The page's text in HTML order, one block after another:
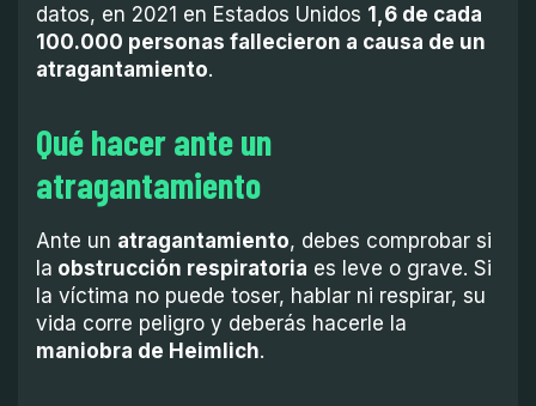
datos, en 2021 en Estados Unidos 1,6 de cada
100.000 personas fallecieron a causa de un
atragantamiento.
Qué hacer ante un
atragantamiento
Ante un atragantamiento, debes comprobar si
la obstrucción respiratoria es leve o grave. Si
la víctima no puede toser, hablar ni respirar, su
vida corre peligro y deberás hacerle la
maniobra de Heimlich.